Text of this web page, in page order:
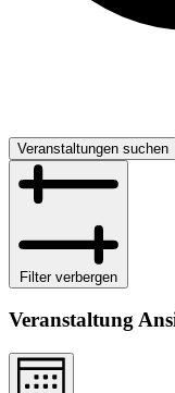
Veranstaltungen suchen
Filter verbergen
Veranstaltung